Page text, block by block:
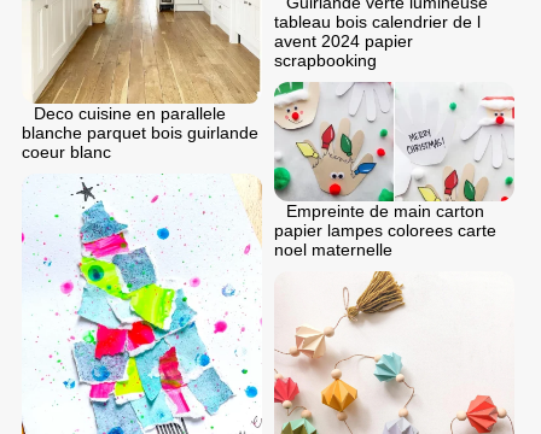
tableau bois calendrier de l
avent 2024 papier
scrapbooking
Deco cuisine en parallele
blanche parquet bois guirlande
coeur blanc
Empreinte de main carton
papier lampes colorees carte
noel maternelle